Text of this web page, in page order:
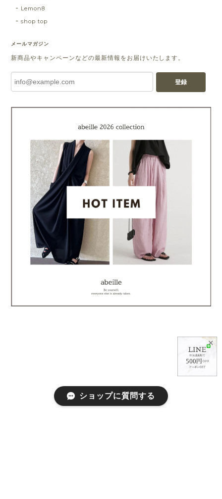
✕
Lemon8
shop top
メールマガジン
新商品やキャンペーンなどの最新情報をお届けいたします。
登録
ショップに質問する